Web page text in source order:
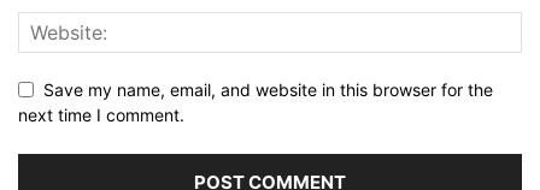
Save my name, email, and website in this browser for the
next time I comment.